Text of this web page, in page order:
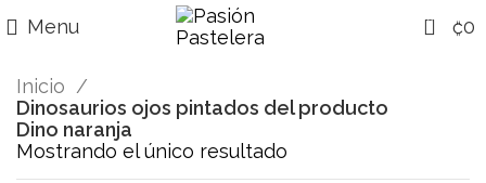
Menu 0 ₡0
Inicio
Dinosaurios ojos pintados del producto
Dino naranja
Mostrando el único resultado